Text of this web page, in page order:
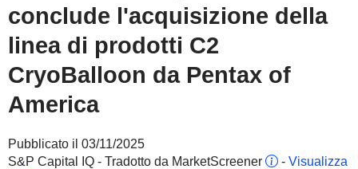
conclude l'acquisizione della
linea di prodotti C2
CryoBalloon da Pentax of
America
Pubblicato il 03/11/2025
S&P Capital IQ - Tradotto da MarketScreener
- Visualizza